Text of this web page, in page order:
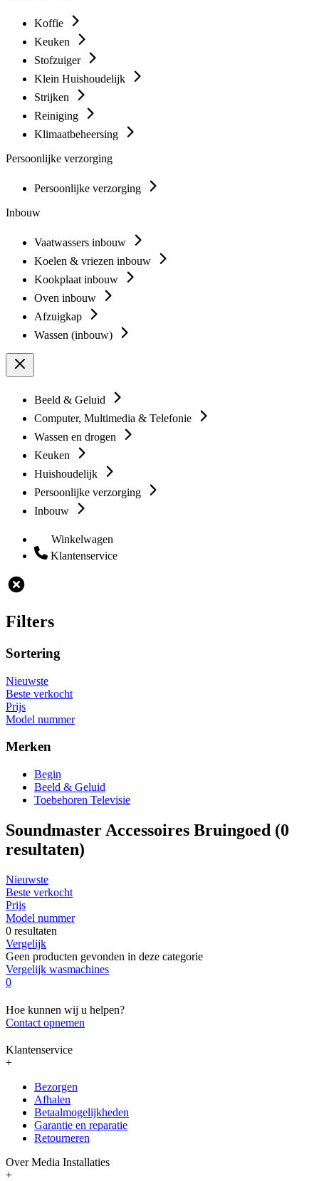
Koffie
Keuken
Stofzuiger
Klein Huishoudelijk
Strijken
Reiniging
Klimaatbeheersing
Persoonlijke verzorging
Persoonlijke verzorging
Inbouw
Vaatwassers inbouw
Koelen & vriezen inbouw
Kookplaat inbouw
Oven inbouw
Afzuigkap
Wassen (inbouw)
Beeld & Geluid
Computer, Multimedia & Telefonie
Wassen en drogen
Keuken
Huishoudelijk
Persoonlijke verzorging
Inbouw
Winkelwagen
Klantenservice
Filters
Sortering
Nieuwste
Beste verkocht
Prijs
Model nummer
Merken
Begin
Beeld & Geluid
Toebehoren Televisie
Soundmaster Accessoires Bruingoed (0
resultaten)
Nieuwste
Beste verkocht
Prijs
Model nummer
0 resultaten
Vergelijk
Geen producten gevonden in deze categorie
Vergelijk wasmachines
0
Hoe kunnen wij u helpen?
Contact opnemen
Klantenservice
+
Bezorgen
Afhalen
Betaalmogelijkheden
Garantie en reparatie
Retourneren
Over Media Installaties
+